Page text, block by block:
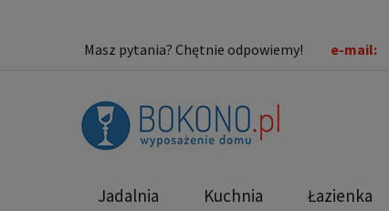
Masz pytania? Chętnie odpowiemy! e-mail:
Jadalnia Kuchnia Łazienka